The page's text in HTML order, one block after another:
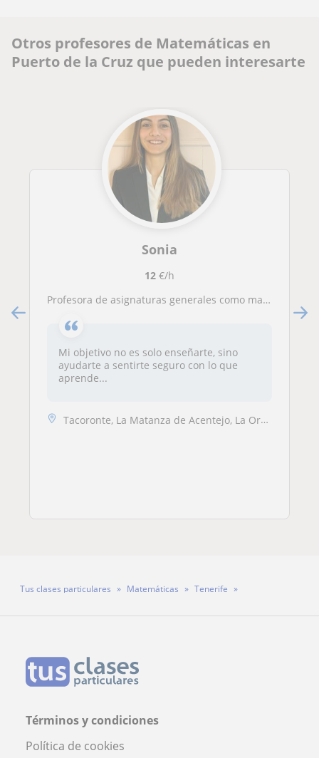
Otros profesores de Matemáticas en
Puerto de la Cruz que pueden interesarte
Sonia
12€/h
Profesora de asignaturas generales como matemáticas, ciencias y lengua apta para todas las edades y necesidades
Mi objetivo no es solo enseñarte, sino
ayudarte a sentirte seguro con lo que
aprende...
Tacoronte, La Matanza de Acentejo, La Orotava, Puerto de la Cruz, Sant...
Tus clases particulares Matemáticas
Tenerife
Términos y condiciones
Política de cookies